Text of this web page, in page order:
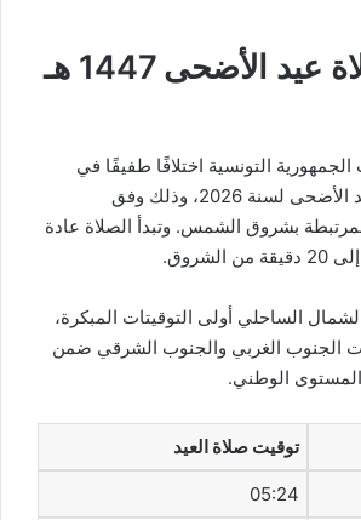
مواقيت صلاة عيد الأضحى 1447 هـ
التونسية اختلافًا طفيفًا في
توقيت أداء صلاة عيد الأضحى لسنة 2026، وذلك وفق
بشروق الشمس. وتبدأ الصلاة عادة
الساحلي أولى التوقيتات المبكرة،
الجنوب الغربي والجنوب الشرقي ضمن
الوطني.
توقيت صلاة العيد
05:24